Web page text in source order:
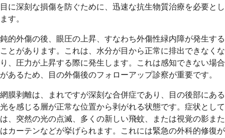
目に深刻な損傷を防ぐために、迅速な抗生物質治療を必要とし
ます。
鈍的外傷の後、眼圧の上昇、すなわち外傷性緑内障が発生する
ことがあります。これは、水分が目から正常に排出できなくな
り、圧力が上昇する際に発生します。これは感知できない場合
があるため、目の外傷後のフォローアップ診察が重要です。
網膜剥離は、まれですが深刻な合併症であり、目の後部にある
光を感じる層が正常な位置から剥がれる状態です。症状として
は、突然の光の点滅、多くの新しい飛蚊、または視覚の影また
はカーテンなどが挙げられます。これには緊急の外科的修復が